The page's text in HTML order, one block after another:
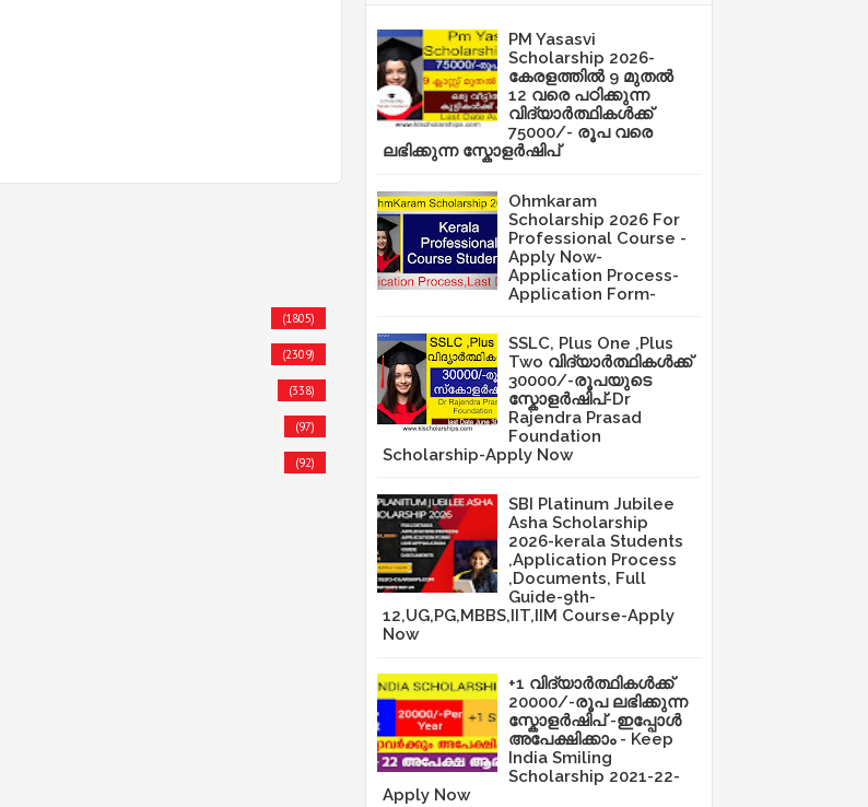
(1805)
(2309)
(338)
(97)
(92)
PM Yasasvi
Scholarship 2026-
കേരളത്തിൽ 9 മുതൽ
12 വരെ പഠിക്കുന്ന
വിദ്യാർത്ഥികൾക്ക്
75000/- രൂപ വരെ
ലഭിക്കുന്ന സ്കോളർഷിപ്
Ohmkaram
Scholarship 2026 For
Professional Course -
Apply Now-
Application Process-
Application Form-
SSLC, Plus One ,Plus
Two വിദ്യാർത്ഥികൾക്ക്
30000/-രൂപയുടെ
സ്കോളർഷിപ്-Dr
Rajendra Prasad
Foundation
Scholarship-Apply Now
SBI Platinum Jubilee
Asha Scholarship
2026-kerala Students
,Application Process
,Documents, Full
Guide-9th-
12,UG,PG,MBBS,IIT,IIM Course-Apply
Now
+1 വിദ്യാർത്ഥികൾക്ക്
20000/-രൂപ ലഭിക്കുന്ന
സ്കോളർഷിപ് -ഇപ്പോൾ
അപേക്ഷിക്കാം - Keep
India Smiling
Scholarship 2021-22-
Apply Now